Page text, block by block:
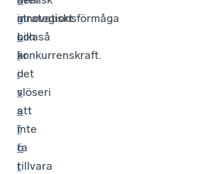
g
s
l
i
v
s
f
ö
r
strategiskt.
Likaså
är
det
slöseri
att
inte
ta
tillvara
innovationsförmåga
och
konkurrenskraft.